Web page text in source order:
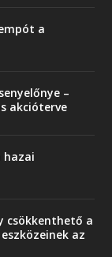
a
–
akcióterve
hazai
csökkenthető a
az